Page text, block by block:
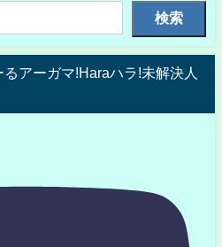
検索
アーガマ!Haraハラ!未解決人